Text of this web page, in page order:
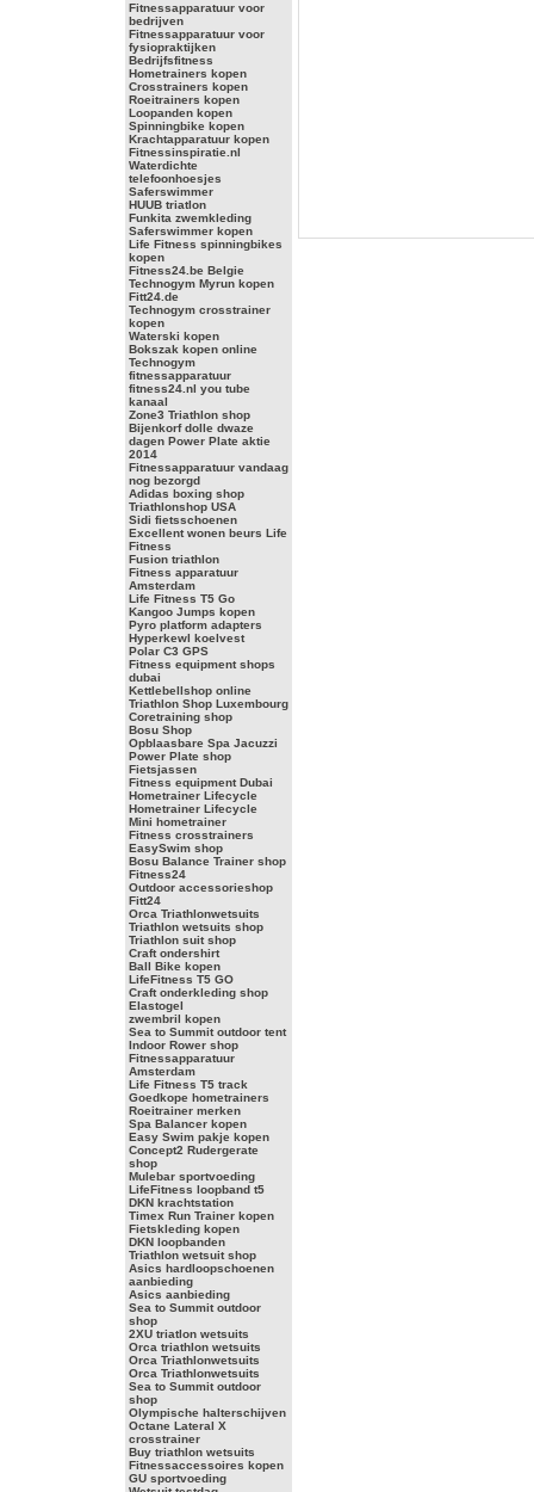
Fitnessapparatuur voor
bedrijven
Fitnessapparatuur voor
fysiopraktijken
Bedrijfsfitness
Hometrainers kopen
Crosstrainers kopen
Roeitrainers kopen
Loopanden kopen
Spinningbike kopen
Krachtapparatuur kopen
Fitnessinspiratie.nl
Waterdichte
telefoonhoesjes
Saferswimmer
HUUB triatlon
Funkita zwemkleding
Saferswimmer kopen
Life Fitness spinningbikes
kopen
Fitness24.be Belgie
Technogym Myrun kopen
Fitt24.de
Technogym crosstrainer
kopen
Waterski kopen
Bokszak kopen online
Technogym
fitnessapparatuur
fitness24.nl you tube
kanaal
Zone3 Triathlon shop
Bijenkorf dolle dwaze
dagen Power Plate aktie
2014
Fitnessapparatuur vandaag
nog bezorgd
Adidas boxing shop
Triathlonshop USA
Sidi fietsschoenen
Excellent wonen beurs Life
Fitness
Fusion triathlon
Fitness apparatuur
Amsterdam
Life Fitness T5 Go
Kangoo Jumps kopen
Pyro platform adapters
Hyperkewl koelvest
Polar C3 GPS
Fitness equipment shops
dubai
Kettlebellshop online
Triathlon Shop Luxembourg
Coretraining shop
Bosu Shop
Opblaasbare Spa Jacuzzi
Power Plate shop
Fietsjassen
Fitness equipment Dubai
Hometrainer Lifecycle
Hometrainer Lifecycle
Mini hometrainer
Fitness crosstrainers
EasySwim shop
Bosu Balance Trainer shop
Fitness24
Outdoor accessorieshop
Fitt24
Orca Triathlonwetsuits
Triathlon wetsuits shop
Triathlon suit shop
Craft ondershirt
Ball Bike kopen
LifeFitness T5 GO
Craft onderkleding shop
Elastogel
zwembril kopen
Sea to Summit outdoor tent
Indoor Rower shop
Fitnessapparatuur
Amsterdam
Life Fitness T5 track
Goedkope hometrainers
Roeitrainer merken
Spa Balancer kopen
Easy Swim pakje kopen
Concept2 Rudergerate
shop
Mulebar sportvoeding
LifeFitness loopband t5
DKN krachtstation
Timex Run Trainer kopen
Fietskleding kopen
DKN loopbanden
Triathlon wetsuit shop
Asics hardloopschoenen
aanbieding
Asics aanbieding
Sea to Summit outdoor
shop
2XU triatlon wetsuits
Orca triathlon wetsuits
Orca Triathlonwetsuits
Orca Triathlonwetsuits
Sea to Summit outdoor
shop
Olympische halterschijven
Octane Lateral X
crosstrainer
Buy triathlon wetsuits
Fitnessaccessoires kopen
GU sportvoeding